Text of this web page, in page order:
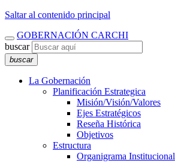
Saltar al contenido principal
GOBERNACIÓN CARCHI
buscar
buscar
La Gobernación
Planificación Estrategica
Misión/Visión/Valores
Ejes Estratégicos
Reseña Histórica
Objetivos
Estructura
Organigrama Institucional